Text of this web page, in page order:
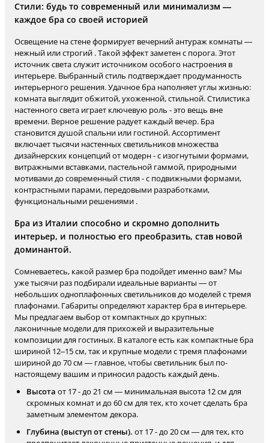
Стили: будь то современный или минимализм —
каждое бра со своей историей
Освещение на стене формирует вечерний антураж комнаты —
нежный или строгий . Такой эффект заметен с порога. Этот
источник света служит источником особого настроения в
интерьере. Выбранный стиль подтверждает продуманность
интерьерного решения. Удачное бра наполняет углы жизнью:
комната выглядит обжитой, ухоженной, стильной. Стилистика
настенного света играет ключевую роль - это вещь вне
времени. Верное решение радует каждый вечер. Бра
становится душой спальни или гостиной. Ассортимент
включает тысячи настенных светильников множества
дизайнерских концепций от модерн - с изогнутыми формами,
витражными вставками, пастельной гаммой, природными
мотивами до современный стиля - с подвижными формами,
контрастными парами, передовыми разработками,
функциональными решениями .
Бра из Италии способно и скромно дополнить
интерьер, и полностью его преобразить, став новой
доминантой.
Сомневаетесь, какой размер бра подойдет именно вам? Мы
уже тысячи раз подбирали идеальные варианты — от
небольших одноплафонных светильников до моделей с тремя
плафонами. Габариты определяют характер бра в интерьере.
Мы предлагаем выбор от компактных до крупных:
лаконичные модели для прихожей и выразительные
композиции для гостиных. В каталоге есть как компактные бра
шириной 12–15 см, так и крупные модели с тремя плафонами
шириной до 70 см — главное, чтобы светильник был по-
настоящему вашим и приносил радость каждый день.
Высота от 17 - до 21 см — минимальная высота 12 см для
скромных комнат и до 60 см для тех, кто хочет сделать бра
заметным элементом декора.
Глубина (выступ от стены). от 17 - до 20 см — для тех, кто